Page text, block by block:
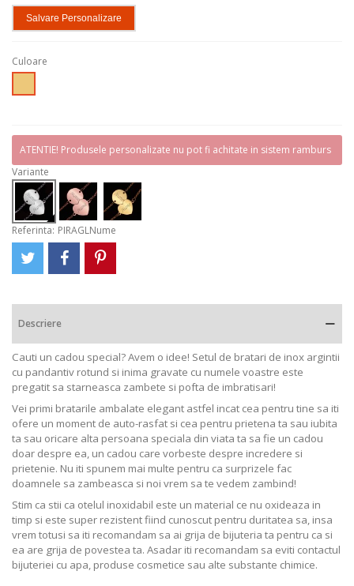
Salvare Personalizare
Culoare
ATENTIE! Produsele personalizate nu pot fi achitate in sistem ramburs
Variante
Referinta: PIRAGLNume
Descriere
Cauti un cadou special? Avem o idee! Setul de bratari de inox argintii
cu pandantiv rotund si inima gravate cu numele voastre este
pregatit sa starneasca zambete si pofta de imbratisari!
Vei primi bratarile ambalate elegant astfel incat cea pentru tine sa iti
ofere un moment de auto-rasfat si cea pentru prietena ta sau iubita
ta sau oricare alta persoana speciala din viata ta sa fie un cadou
doar despre ea, un cadou care vorbeste despre incredere si
prietenie. Nu iti spunem mai multe pentru ca surprizele fac
doamnele sa zambeasca si noi vrem sa te vedem zambind!
Stim ca stii ca otelul inoxidabil este un material ce nu oxideaza in
timp si este super rezistent fiind cunoscut pentru duritatea sa, insa
vrem totusi sa iti recomandam sa ai grija de bijuteria ta pentru ca si
ea are grija de povestea ta. Asadar iti recomandam sa eviti contactul
bijuteriei cu apa, produse cosmetice sau alte substante chimice.